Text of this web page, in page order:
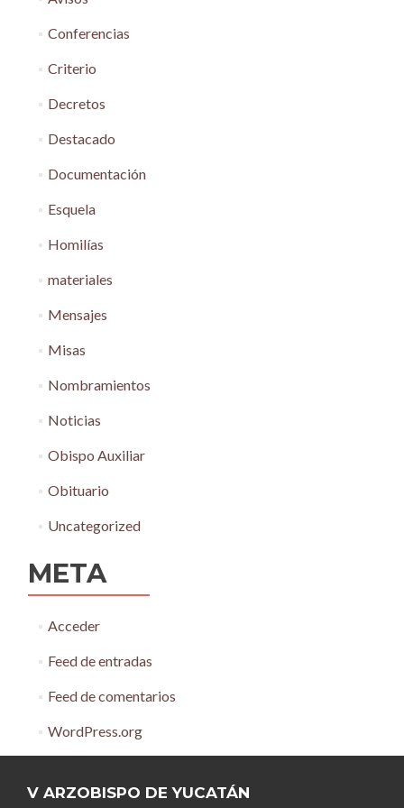
Conferencias
Criterio
Decretos
Destacado
Documentación
Esquela
Homilías
materiales
Mensajes
Misas
Nombramientos
Noticias
Obispo Auxiliar
Obituario
Uncategorized
META
Acceder
Feed de entradas
Feed de comentarios
WordPress.org
V ARZOBISPO DE YUCATÁN